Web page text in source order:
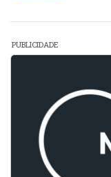
PUBLICIDADE